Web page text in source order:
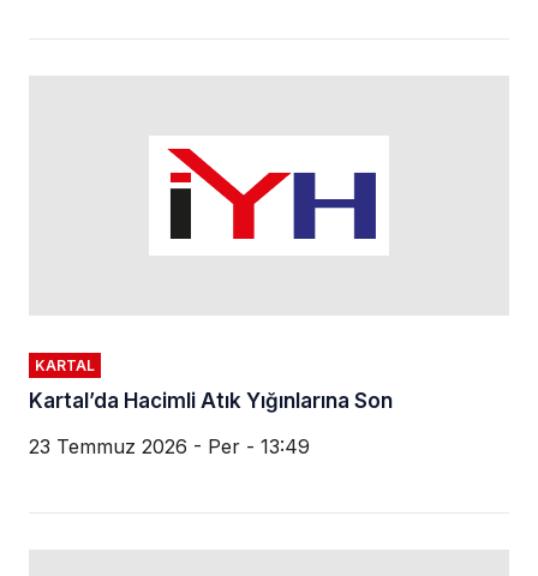
KARTAL
Kartal’da Hacimli Atık Yığınlarına Son
23 Temmuz 2026 - Per - 13:49